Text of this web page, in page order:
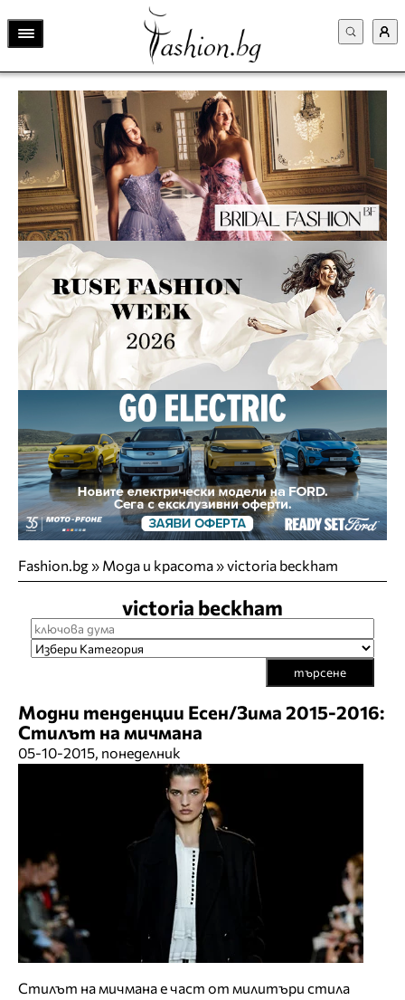
Fashion.bg» Мода и красота»victoria beckham
victoria beckham
търсене
Модни тенденции Есен/Зима 2015-2016:
Стилът на мичмана
05-10-2015, понеделник
Стилът на мичмана е част от милитъри стила